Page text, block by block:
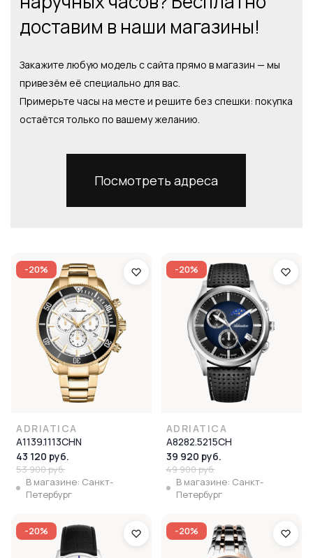
доставим в наши магазины!
Закажите любую модель с сайта прямо в магазин — мы
привезём её специально для вас.
Примерьте часы на месте и решите без спешки: покупка
остаётся только по вашему желанию.
Посмотреть адреса
-20%
ADRIATICA
A1139.1113CHN
43 120 руб.
53 900 руб.
В магазине: Санкт-
Петербург
-20%
ADRIATICA
A8282.5215CH
39 920 руб.
49 900 руб.
В магазине: Санкт-
Петербург
-20% -20%